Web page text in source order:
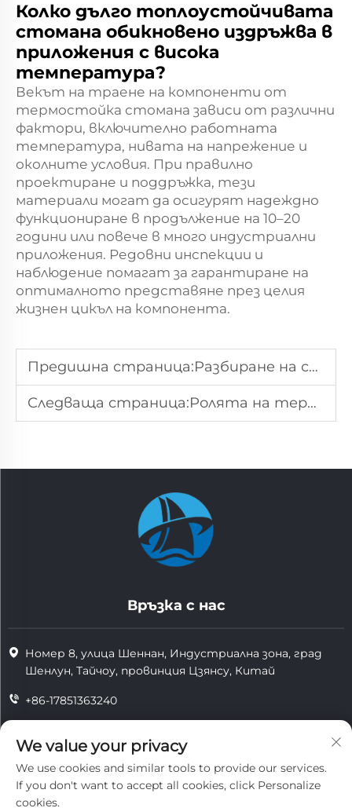
Колко дълго топлоустойчивата
стомана обикновено издръжва в
приложения с висока
температура?
Векът на траене на компоненти от
термостойка стомана зависи от различни
фактори, включително работната
температура, нивата на напрежение и
околните условия. При правилно
проектиране и поддръжка, тези
материали могат да осигурят надеждно
функциониране в продължение на 10–20
години или повече в много индустриални
приложения. Редовни инспекции и
наблюдение помагат за гарантиране на
оптималното представяне през целия
жизнен цикъл на компонента.
Предишна страница:Разбиране на свойствата и приложенията на термостойка стомана
Следваща страница:Ролята на термичната обработка за подобряване на металните свойства и издръжливост
Връзка с нас
Номер 8, улица Шеннан, Индустриална зона, град
Шенлун, Тайчоу, провинция Цзянсу, Китай
+86-17851363240
[email protected]
We value your privacy
We use cookies and similar tools to provide our services.
If you don't want to accept all cookies, click Personalize
cookies.